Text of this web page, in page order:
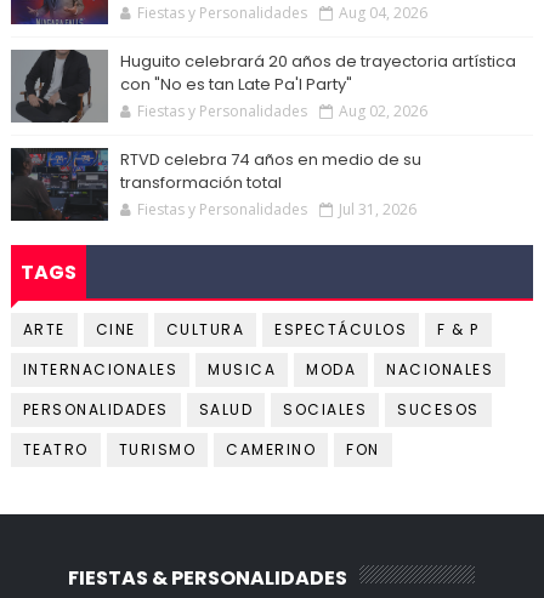
Fiestas y Personalidades Aug 04, 2026
Huguito celebrará 20 años de trayectoria artística
con "No es tan Late Pa'l Party"
Fiestas y Personalidades Aug 02, 2026
RTVD celebra 74 años en medio de su
transformación total
Fiestas y Personalidades Jul 31, 2026
TAGS
ARTE CINE CULTURA ESPECTÁCULOS
F & P
INTERNACIONALES
MUSICA MODA
NACIONALES
PERSONALIDADES
SALUD SOCIALES
SUCESOS
TEATRO
TURISMO CAMERINO FON
FIESTAS & PERSONALIDADES